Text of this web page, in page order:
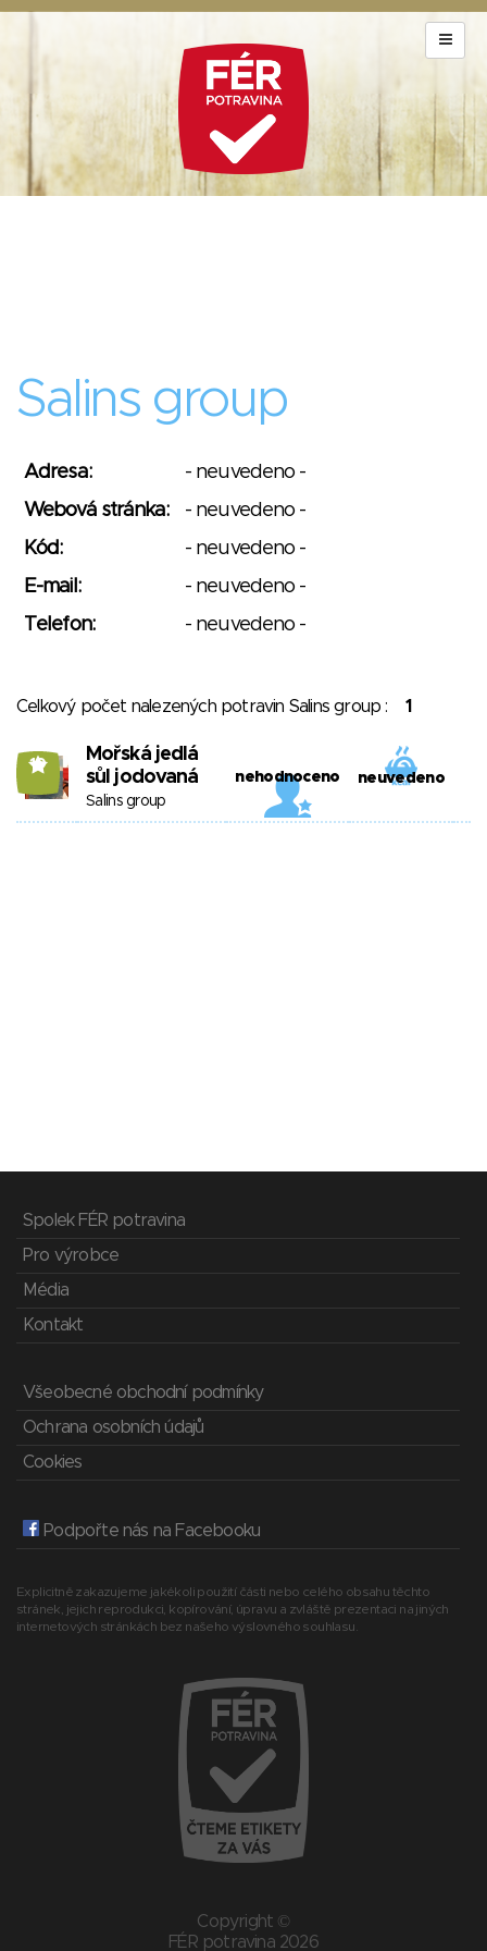
Salins group
Adresa:
- neuvedeno -
Webová stránka:
- neuvedeno -
Kód:
- neuvedeno -
E-mail:
- neuvedeno -
Telefon:
- neuvedeno -
Celkový počet nalezených potravin Salins group :1
10
Mořská jedlá
sůl jodovaná
Salins group
nehodnoceno neuvedeno
Spolek FÉR potravina
Pro výrobce
Média
Kontakt
Všeobecné obchodní podmínky
Ochrana osobních údajů
Cookies
Podpořte nás na Facebooku
Explicitně zakazujeme jakékoli použití části nebo celého obsahu těchto
stránek, jejich reprodukci, kopírování, úpravu a zvláště prezentaci na jiných
internetových stránkách bez našeho výslovného souhlasu.
Copyright ©
FÉR potravina 2026